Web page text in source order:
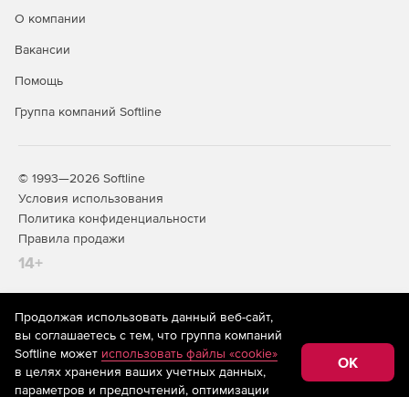
О компании
Вакансии
Помощь
Группа компаний Softline
© 1993—2026 Softline
Условия использования
Политика конфиденциальности
Правила продажи
14+
На информационном ресурсе store.softline.ru применяются
рекомендательные технологии(информационные технологии
предоставления информации на основе сбора,
систематизации и анализа сведений, относящихся к
предпочтениям пользователей сети «Интернет»,
Продолжая использовать данный веб-сайт,
вы соглашаетесь с тем, что группа компаний
Softline может использовать файлы «cookie»
в целях хранения ваших учетных данных,
параметров и предпочтений, оптимизации
OK